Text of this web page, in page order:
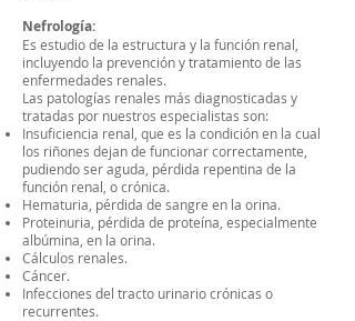
Nefrología:
Es estudio de la estructura y la función renal,
incluyendo la prevención y tratamiento de las
enfermedades renales.
Las patologías renales más diagnosticadas y
tratadas por nuestros especialistas son:
Insuficiencia renal, que es la condición en la cual
los riñones dejan de funcionar correctamente,
pudiendo ser aguda, pérdida repentina de la
función renal, o crónica.
Hematuria, pérdida de sangre en la orina.
Proteinuria, pérdida de proteína, especialmente
albúmina, en la orina.
Cálculos renales.
Cáncer.
Infecciones del tracto urinario crónicas o
recurrentes.